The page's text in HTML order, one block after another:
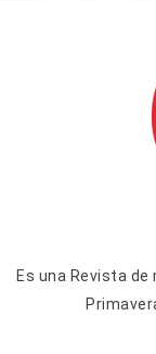
Es una Revista